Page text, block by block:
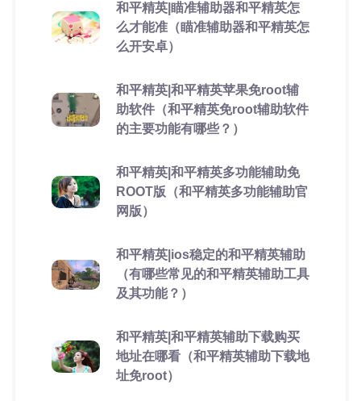
和平精英|瞄准辅助器和平精英怎
么才能准（瞄准辅助器和平精英怎
么开安卓）
和平精英|和平精英苹果免root辅
助软件（和平精英免root辅助软件
的主要功能有哪些？）
和平精英|和平精英多功能辅助免
ROOT版（和平精英多功能辅助官
网版）
和平精英|ios稳定的和平精英辅助
（有哪些常见的和平精英辅助工具
及其功能？）
和平精英|和平精英辅助下载购买
地址在哪看（和平精英辅助下载地
址免root）